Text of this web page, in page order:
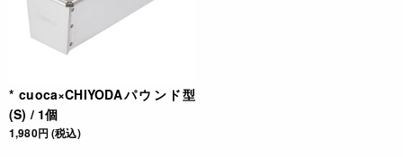
* cuoca×CHIYODAパウンド型
(S) / 1個
1,980円 (税込)